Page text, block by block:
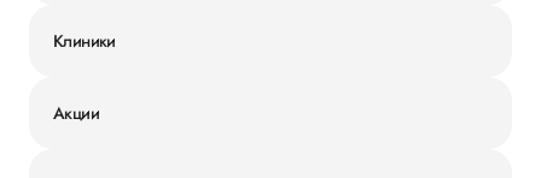
Клиники
Акции